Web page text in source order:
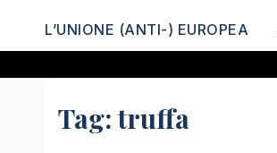
L’UNIONE (ANTI-) EUROPEA
Tag:truffa